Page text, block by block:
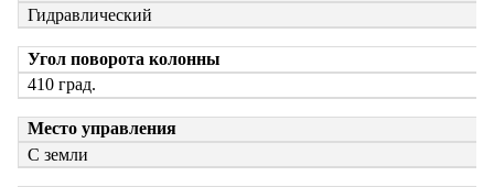
Гидравлический
Угол поворота колонны
410 град.
Место управления
C земли